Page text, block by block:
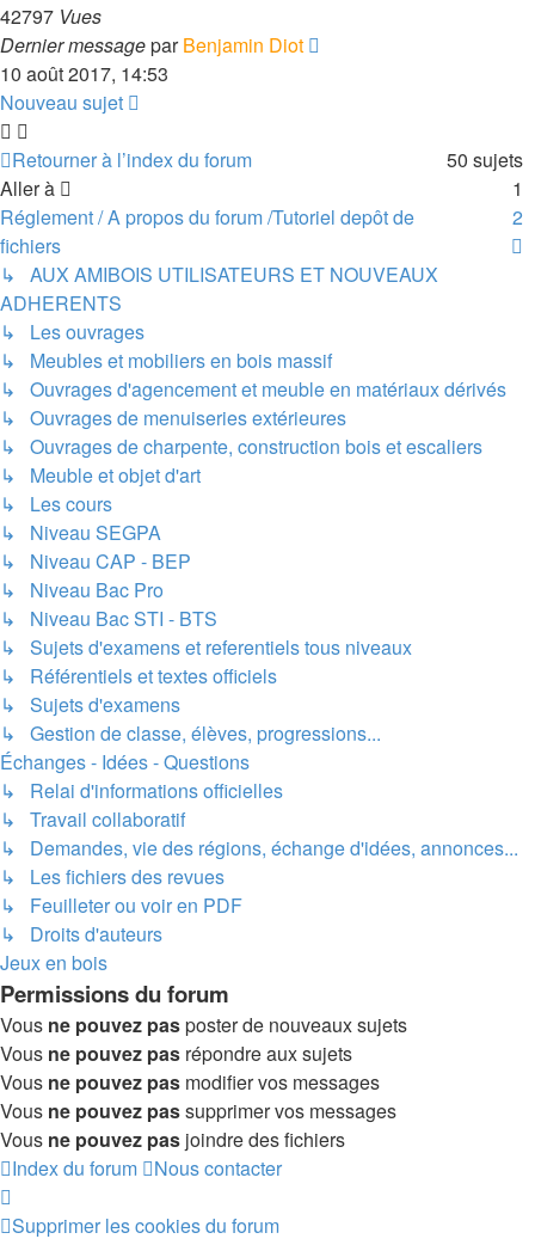
42797 Vues
Dernier messageparBenjamin Diot
10 août 2017, 14:53
Nouveau sujet
50 sujets
1
2
Retourner à l’index du forum
Aller à
Réglement / A propos du forum /Tutoriel depôt de
fichiers
↳ AUX AMIBOIS UTILISATEURS ET NOUVEAUX
ADHERENTS
↳ Les ouvrages
↳ Meubles et mobiliers en bois massif
↳ Ouvrages d'agencement et meuble en matériaux dérivés
↳ Ouvrages de menuiseries extérieures
↳ Ouvrages de charpente, construction bois et escaliers
↳ Meuble et objet d'art
↳ Les cours
↳ Niveau SEGPA
↳ Niveau CAP - BEP
↳ Niveau Bac Pro
↳ Niveau Bac STI - BTS
↳ Sujets d'examens et referentiels tous niveaux
↳ Référentiels et textes officiels
↳ Sujets d'examens
↳ Gestion de classe, élèves, progressions...
Échanges - Idées - Questions
↳ Relai d'informations officielles
↳ Travail collaboratif
↳ Demandes, vie des régions, échange d'idées, annonces...
↳ Les fichiers des revues
↳ Feuilleter ou voir en PDF
↳ Droits d'auteurs
Jeux en bois
Permissions du forum
Vous ne pouvez pasposter de nouveaux sujets
Vous ne pouvez pas répondre aux sujets
Vous ne pouvez pas modifier vos messages
Vous ne pouvez passupprimer vos messages
Vous ne pouvez pas joindre des fichiers
Index du forum
Nous contacter
Supprimer les cookies du forum